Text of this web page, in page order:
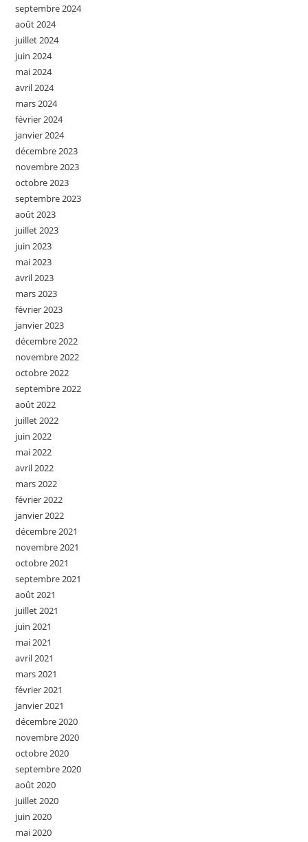
septembre 2024
août 2024
juillet 2024
juin 2024
mai 2024
avril 2024
mars 2024
février 2024
janvier 2024
décembre 2023
novembre 2023
octobre 2023
septembre 2023
août 2023
juillet 2023
juin 2023
mai 2023
avril 2023
mars 2023
février 2023
janvier 2023
décembre 2022
novembre 2022
octobre 2022
septembre 2022
août 2022
juillet 2022
juin 2022
mai 2022
avril 2022
mars 2022
février 2022
janvier 2022
décembre 2021
novembre 2021
octobre 2021
septembre 2021
août 2021
juillet 2021
juin 2021
mai 2021
avril 2021
mars 2021
février 2021
janvier 2021
décembre 2020
novembre 2020
octobre 2020
septembre 2020
août 2020
juillet 2020
juin 2020
mai 2020